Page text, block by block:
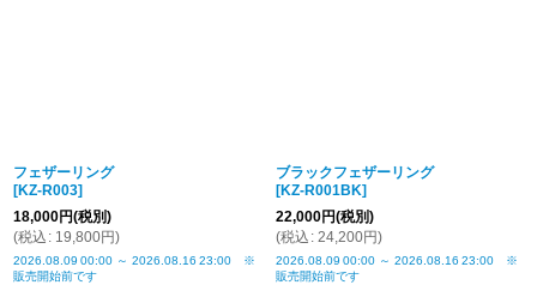
フェザーリング
[KZ-R003]
18,000円(税別)
(税込 : 19,800円)
2026.08.09 00:00 ～ 2026.08.16 23:00 ※
販売開始前です
ブラックフェザーリング
[KZ-R001BK]
22,000円(税別)
(税込 : 24,200円)
2026.08.09 00:00 ～ 2026.08.16 23:00 ※
販売開始前です